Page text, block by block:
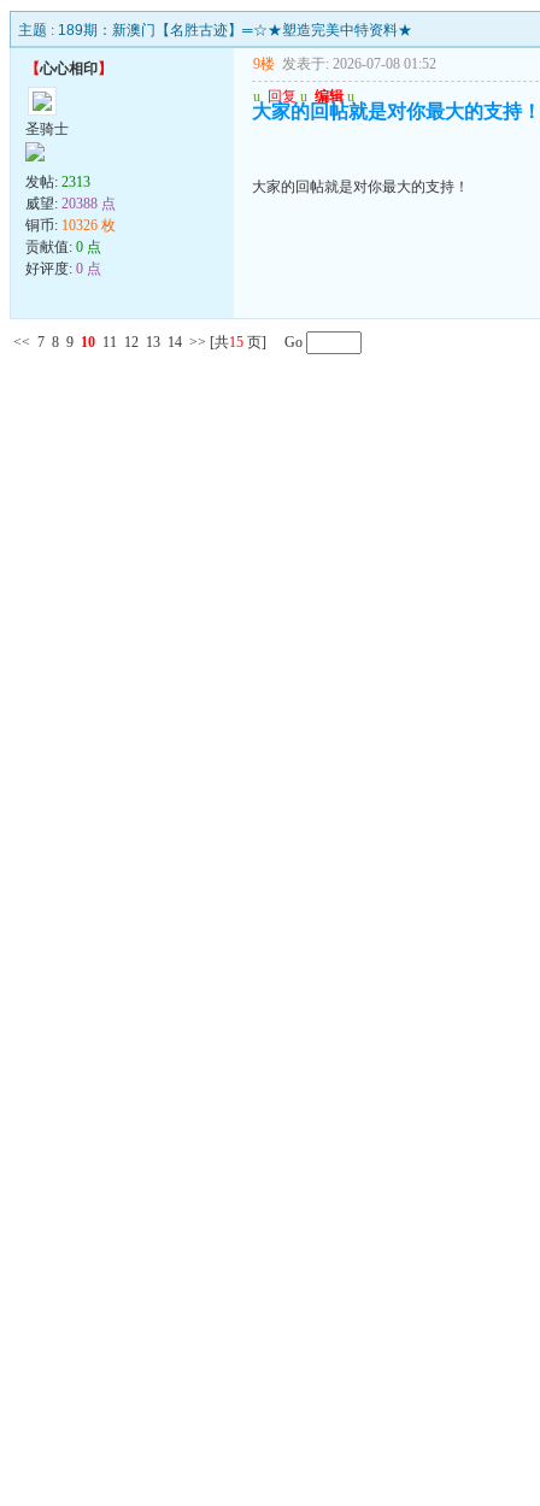
主题 : 189期：新澳门【名胜古迹】═☆★塑造完美中特资料★
【心心相印】
圣骑士
发帖: 2313
威望: 20388 点
铜币: 10326 枚
贡献值: 0 点
好评度: 0 点
9楼 发表于: 2026-07-08 01:52
u 回复 u 编辑 u
大家的回帖就是对你最大的支持！
大家的回帖就是对你最大的支持！
<< 7 8 9 10 11 12 13 14 >> [共15 页] Go